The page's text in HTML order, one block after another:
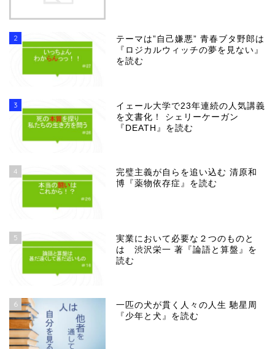
2
テーマは”自己嫌悪” 青春ブタ野郎は
『ロジカルウィッチの夢を見ない』
を読む
3
イェール大学で23年連続の人気講義
を文書化！ シェリーケーガン
『DEATH』を読む
4
完璧主義が自らを追い込む 清原和
博『薬物依存症』を読む
5
実業において必要な２つのものと
は 渋沢栄一 著『論語と算盤』を
読む
6
一匹の犬が貫く人々の人生 馳星周
『少年と犬』を読む